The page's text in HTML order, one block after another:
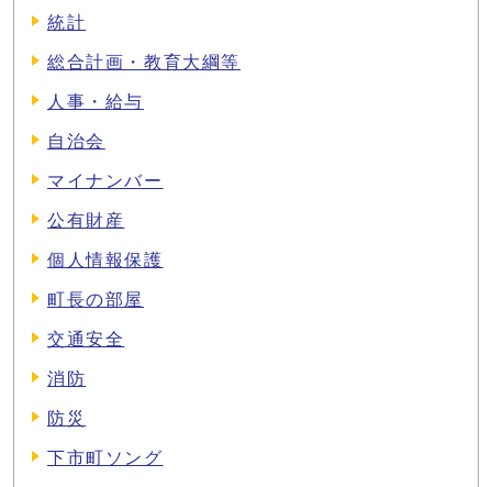
統計
総合計画・教育大綱等
人事・給与
自治会
マイナンバー
公有財産
個人情報保護
町長の部屋
交通安全
消防
防災
下市町ソング